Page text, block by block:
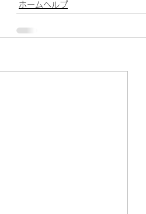
ホームヘルプ